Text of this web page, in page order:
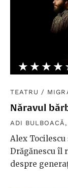
TEATRU /
Năravul
ADI BULBOACĂ ,
Alex
Drăgănescu îl
despre